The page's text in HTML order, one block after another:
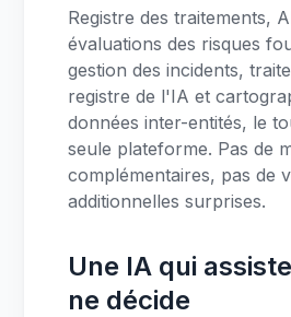
Registre des traitements,
évaluations des risques
gestion des incidents,
registre de l'IA et
données inter-entités, le
seule plateforme. Pas de
complémentaires, pas de
additionnelles surprises.
Une IA qui
ne décide